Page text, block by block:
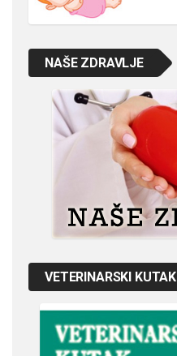
NAŠE ZDRAVLJE
VETERINARSKI KUTAK